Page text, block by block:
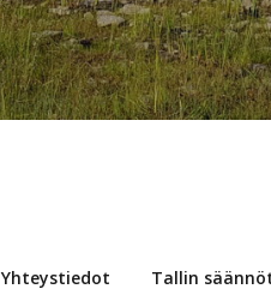
Yhteystiedot Tallin